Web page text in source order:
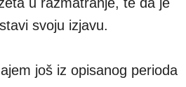
svoju izjavu.
još iz opisanog perioda